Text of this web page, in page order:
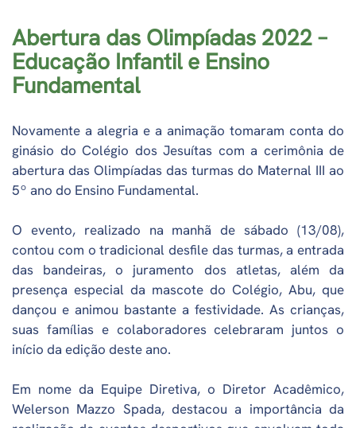
Abertura das Olimpíadas 2022 –
Educação Infantil e Ensino
Fundamental
Novamente a alegria e a animação tomaram conta do
ginásio do Colégio dos Jesuítas com a cerimônia de
abertura das Olimpíadas das turmas do Maternal III ao
5º ano do Ensino Fundamental.
O evento, realizado na manhã de sábado (13/08),
contou com o tradicional desfile das turmas, a entrada
das bandeiras, o juramento dos atletas, além da
presença especial da mascote do Colégio, Abu, que
dançou e animou bastante a festividade. As crianças,
suas famílias e colaboradores celebraram juntos o
início da edição deste ano.
Em nome da Equipe Diretiva, o Diretor Acadêmico,
Welerson Mazzo Spada, destacou a importância da